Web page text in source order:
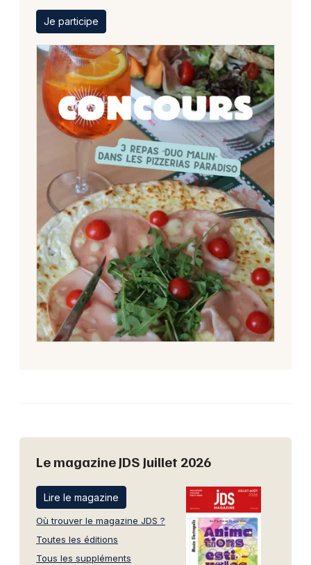
Je participe
Le magazine JDS Juillet 2026
Lire le magazine
Où trouver le magazine JDS ?
Toutes les éditions
Tous les suppléments